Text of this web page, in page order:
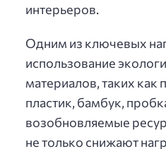
интерьеров.
Одним из ключевых
использование
материалов, таких как
пластик, бамбук,
возобновляемые
не только снижают